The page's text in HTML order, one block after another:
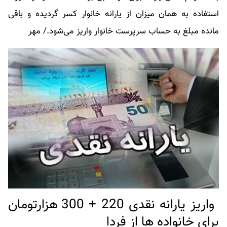
استفاده به همان میزان از یارانه خانوار کسر گردیده و باقی
مانده مبلغ به حساب سرپرست خانوار واریز می‌شود./ مهر
واریز یارانه نقدی 220 + 300 هزارتومان
برای خانواده ها از فردا